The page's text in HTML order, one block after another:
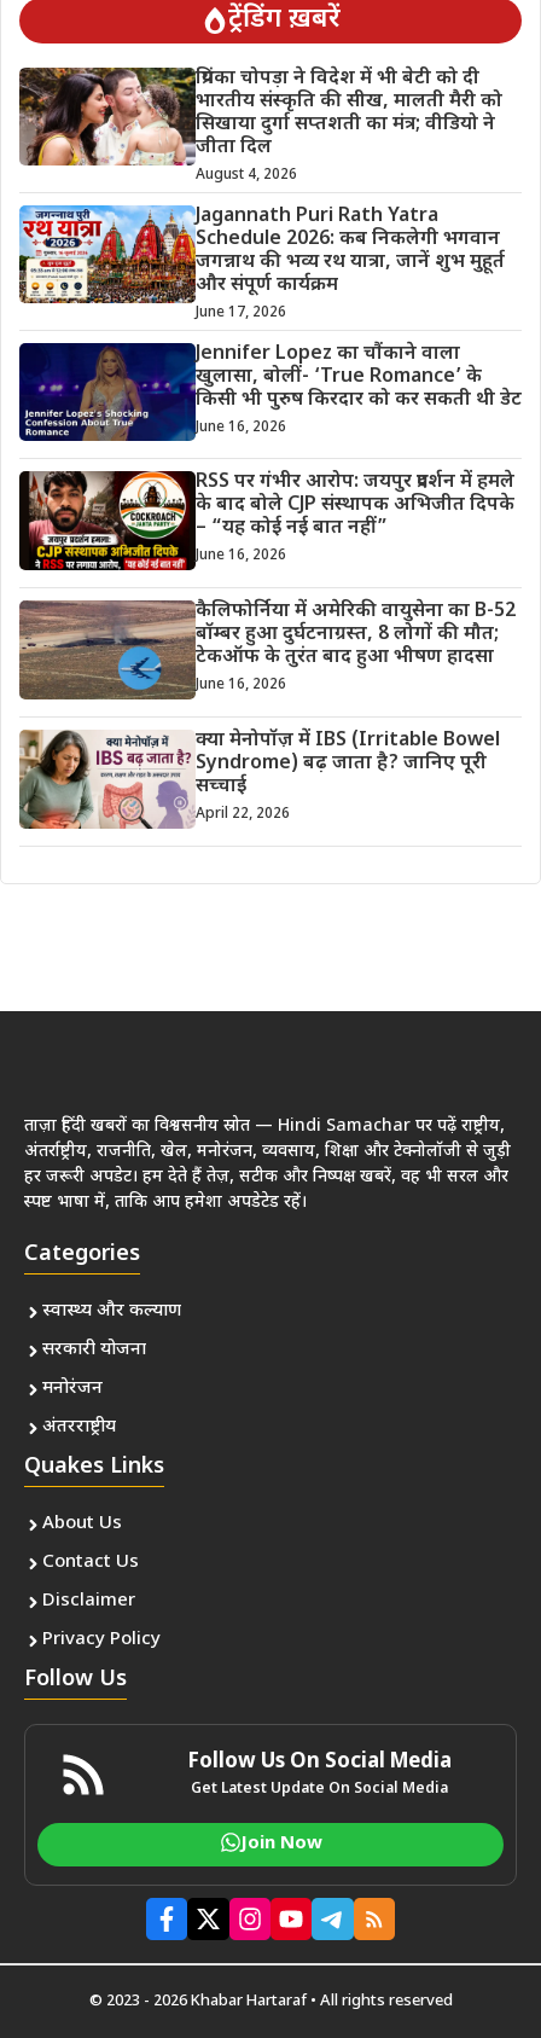
ट्रेंडिंग ख़बरें
प्रियंका चोपड़ा ने विदेश में भी बेटी को दी
भारतीय संस्कृति की सीख, मालती मैरी को
सिखाया दुर्गा सप्तशती का मंत्र; वीडियो ने
जीता दिल
August 4, 2026
Jagannath Puri Rath Yatra
Schedule 2026: कब निकलेगी भगवान
जगन्नाथ की भव्य रथ यात्रा, जानें शुभ मुहूर्त
और संपूर्ण कार्यक्रम
June 17, 2026
Jennifer Lopez का चौंकाने वाला
खुलासा, बोलीं- ‘True Romance’ के
किसी भी पुरुष किरदार को कर सकती थी डेट
June 16, 2026
RSS पर गंभीर आरोप: जयपुर प्रदर्शन में हमले
के बाद बोले CJP संस्थापक अभिजीत दिपके
– “यह कोई नई बात नहीं”
June 16, 2026
कैलिफोर्निया में अमेरिकी वायुसेना का B-52
बॉम्बर हुआ दुर्घटनाग्रस्त, 8 लोगों की मौत;
टेकऑफ के तुरंत बाद हुआ भीषण हादसा
June 16, 2026
क्या मेनोपॉज़ में IBS (Irritable Bowel
Syndrome) बढ़ जाता है? जानिए पूरी
सच्चाई
April 22, 2026
ताज़ा हिंदी खबरों का विश्वसनीय स्रोत — Hindi Samachar पर पढ़ें राष्ट्रीय,
अंतर्राष्ट्रीय, राजनीति, खेल, मनोरंजन, व्यवसाय, शिक्षा और टेक्नोलॉजी से जुड़ी
हर जरूरी अपडेट। हम देते हैं तेज़, सटीक और निष्पक्ष खबरें, वह भी सरल और
स्पष्ट भाषा में, ताकि आप हमेशा अपडेटेड रहें।
Categories
स्वास्थ्य और कल्याण
सरकारी योजना
मनोरंजन
अंतरराष्ट्रीय
Quakes Links
About Us
Contact Us
Disclaimer
Privacy Policy
Follow Us
Follow Us On Social Media
Get Latest Update On Social Media
Join Now
© 2023 - 2026 Khabar Hartaraf • All rights reserved